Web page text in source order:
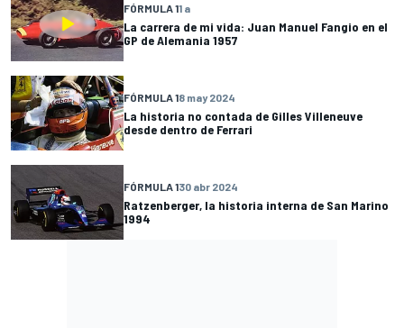
FÓRMULA 11 a
La carrera de mi vida: Juan Manuel Fangio en el
GP de Alemania 1957
FÓRMULA 18 may 2024
La historia no contada de Gilles Villeneuve
desde dentro de Ferrari
FÓRMULA 130 abr 2024
Ratzenberger, la historia interna de San Marino
1994